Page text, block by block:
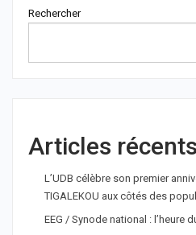
Rechercher
Articles récents
L’UDB célèbre son premier
TIGALEKOU aux côtés des
EEG / Synode national : l’heure